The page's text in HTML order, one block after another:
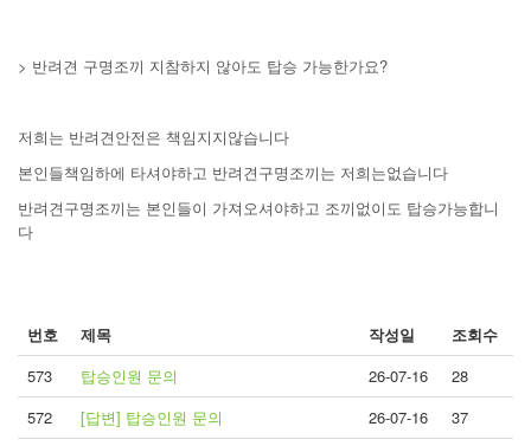
> 반려견 구명조끼 지참하지 않아도 탑승 가능한가요?
저희는 반려견안전은 책임지지않습니다
본인들책임하에 타셔야하고 반려견구명조끼는 저희는없습니다
반려견구명조끼는 본인들이 가져오셔야하고 조끼없이도 탑승가능합니
다
번호 제목 작성일
조회수
573
탑승인원 문의 26-07-16
28
572
[답변] 탑승인원 문의 26-07-16
37